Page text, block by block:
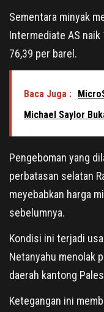
Sementara minyak
Intermediate AS naik
76,39 per barel.
Baca Juga :
Michael Saylor
Pengeboman yang
perbatasan selatan
meyebabkan harga
sebelumnya.
Kondisi ini terjadi
Netanyahu menolak
daerah kantong
Ketegangan ini